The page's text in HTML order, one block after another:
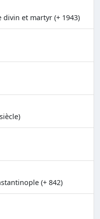
divin et martyr (+ 1943)
siècle)
(+ 842)